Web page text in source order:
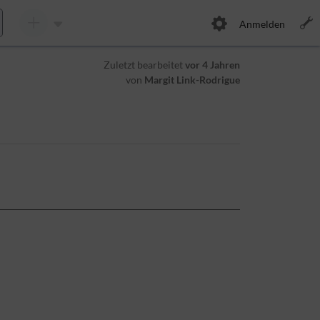
Anmelden
Zuletzt bearbeitetvor 4 Jahren
von Margit Link-Rodrigue